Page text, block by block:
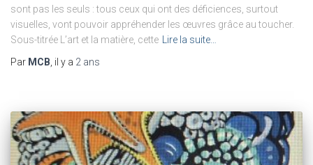
sont pas les seuls : tous ceux qui ont des déficiences, surtout
visuelles, vont pouvoir appréhender les œuvres grâce au toucher.
Sous-titrée L’art et la matière, cette Lire la suite…
Par MCB , il y a 2 ans